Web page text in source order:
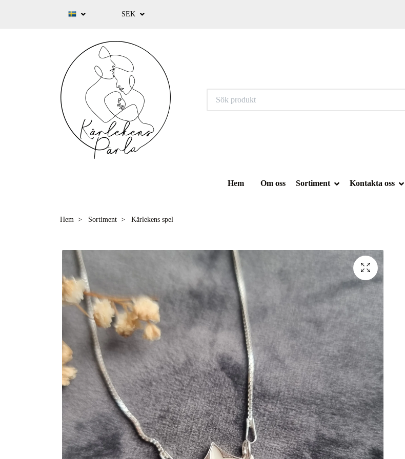
SEK
Hem Om oss Sortiment Kontakta oss
Hem Sortiment Kärlekens spel